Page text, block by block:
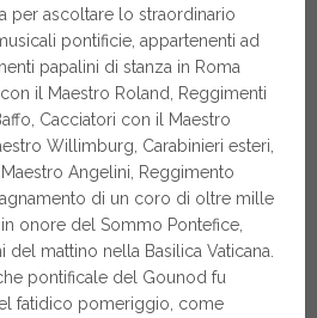
per ascoltare lo straordinario
pontificie, appartenenti ad
papalini di stanza in Roma
il Maestro Roland, Reggimenti
Cacciatori con il Maestro
Willimburg, Carabinieri esteri,
Angelini, Reggimento
di un coro di oltre mille
onore del Sommo Pontefice,
mattino nella Basilica Vaticana.
pontificale del Gounod fu
fatidico pomeriggio, come